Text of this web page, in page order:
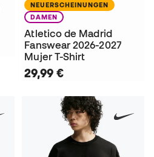
NEUERSCHEINUNGEN
DAMEN
Atletico de Madrid
Fanswear 2026-2027
Mujer T-Shirt
29,99 €